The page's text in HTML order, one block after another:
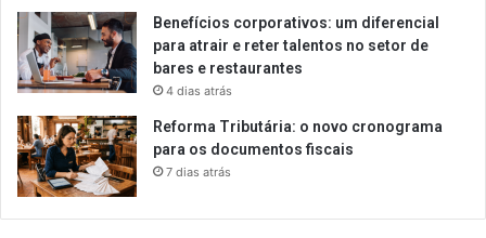
Benefícios corporativos: um diferencial
para atrair e reter talentos no setor de
bares e restaurantes
4 dias atrás
Reforma Tributária: o novo cronograma
para os documentos fiscais
7 dias atrás